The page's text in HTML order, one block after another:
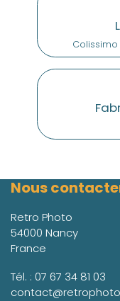
Nous
Retro Photo
54000 Nancy
France
Tél. : 07 67 34 81 03